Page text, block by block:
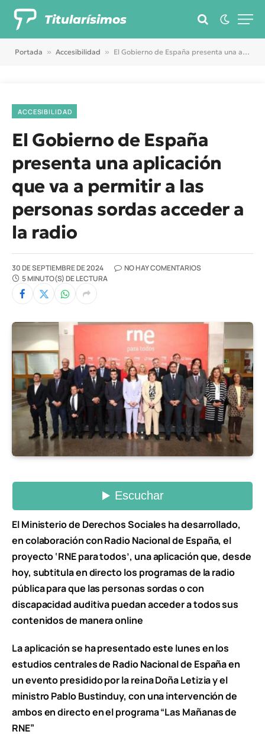
Titularísimos
Portada » Accesibilidad » El Gobierno de España presenta una aplicación que va a permitir a las personas sordas acceder a la radio
ACCESIBILIDAD
El Gobierno de España
presenta una aplicación
que va a permitir a las
personas sordas acceder a
la radio
30 DE SEPTIEMBRE DE 2024
NO HAY COMENTARIOS
5 MINUTO(S) DE LECTURA
El Ministerio de Derechos Sociales ha desarrollado,
en colaboración con Radio Nacional de España, el
proyecto ‘RNE para todos’, una aplicación que, desde
hoy, subtitula en directo los programas de la radio
pública para que las personas sordas o con
discapacidad auditiva puedan acceder a todos sus
contenidos de manera online
La aplicación se ha presentado este lunes en los
estudios centrales de Radio Nacional de España en
un evento presidido por la reina Doña Letizia y el
ministro Pablo Bustinduy, con una intervención de
ambos en directo en el programa “Las Mañanas de
RNE”